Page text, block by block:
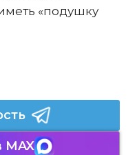
«подушку
MAX